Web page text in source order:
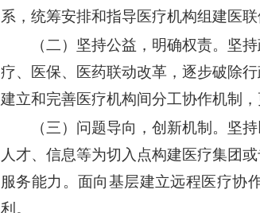
系，统筹安排和指导医疗机构组建医联
（二）坚持公益，明确权责。坚
疗、医保、医药联动改革，逐步破除
建立和完善医疗机构间分工协作机制，
（三）问题导向，创新机制。坚
人才、信息等为切入点构建医疗集团
服务能力。面向基层建立远程医疗协
利。